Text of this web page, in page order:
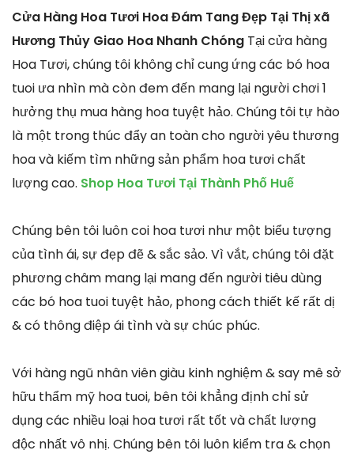
Cửa Hàng Hoa Tươi Hoa Đám Tang Đẹp Tại Thị xã
Hương Thủy Giao Hoa Nhanh Chóng Tại cửa hàng
Hoa Tươi, chúng tôi không chỉ cung ứng các bó hoa
tuoi ưa nhìn mà còn đem đến mang lại người chơi 1
hưởng thụ mua hàng hoa tuyệt hảo. Chúng tôi tự hào
là một trong thúc đẩy an toàn cho người yêu thương
hoa và kiếm tìm những sản phẩm hoa tươi chất
lượng cao. Shop Hoa Tươi Tại Thành Phố Huế
Chúng bên tôi luôn coi hoa tươi như một biểu tượng
của tình ái, sự đẹp đẽ & sắc sảo. Vì vắt, chúng tôi đặt
phương châm mang lại mang đến người tiêu dùng
các bó hoa tuoi tuyệt hảo, phong cách thiết kế rất dị
& có thông điệp ái tình và sự chúc phúc.
Với hàng ngũ nhân viên giàu kinh nghiệm & say mê sở
hữu thẩm mỹ hoa tuoi, bên tôi khẳng định chỉ sử
dụng các nhiều loại hoa tươi rất tốt và chất lượng
độc nhất vô nhị. Chúng bên tôi luôn kiểm tra & chọn